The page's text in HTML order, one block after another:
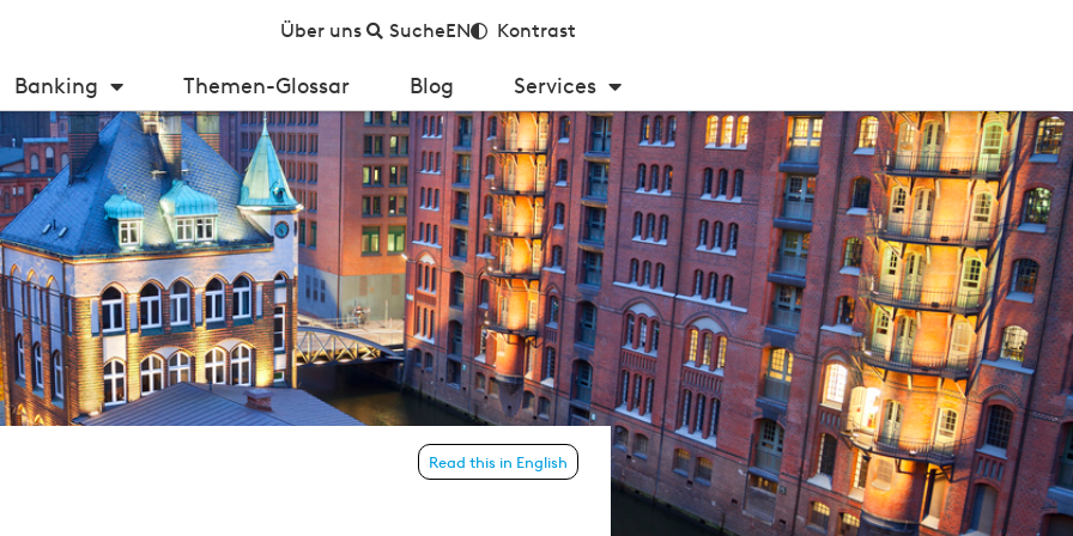
Über uns SucheEN Kontrast
Banking Themen-Glossar Blog Services
Read this in English